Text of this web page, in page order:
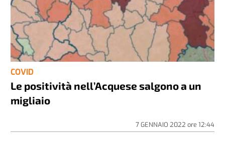
COVID
Le positività nell’Acquese salgono a un
migliaio
7 GENNAIO 2022 ore 12:44